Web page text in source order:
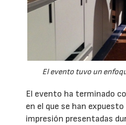
El evento tuvo un
El evento ha terminado
en el que se han
impresión presentadas